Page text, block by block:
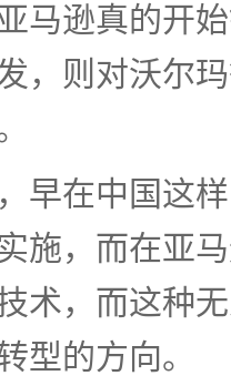
马逊真的开
，则对沃尔
早在中国这
施，而在亚
术，而这种
型的方向。